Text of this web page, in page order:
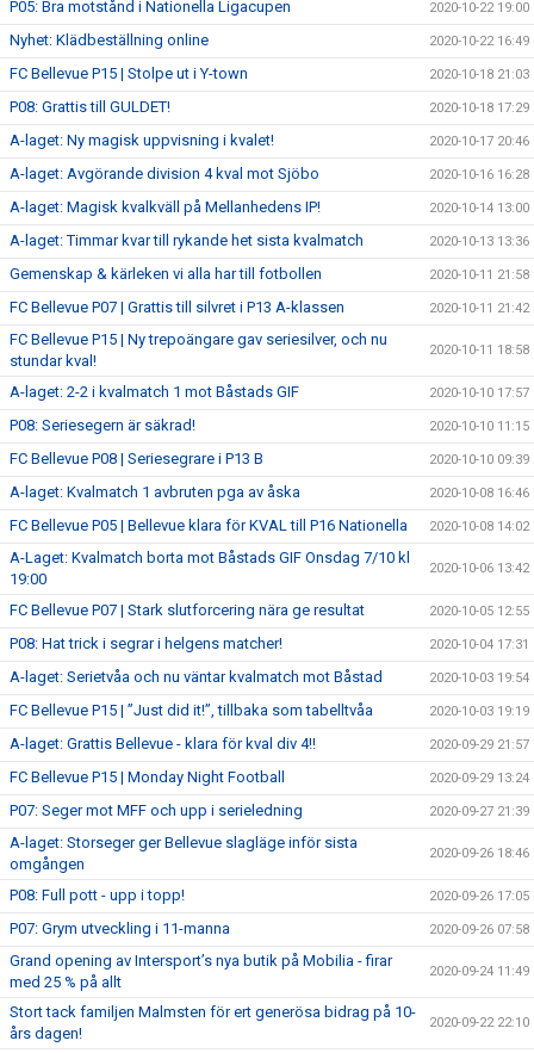
P05: Bra motstånd i Nationella Ligacupen 2020-10-22 19:00
Nyhet: Klädbeställning online 2020-10-22 16:49
FC Bellevue P15 | Stolpe ut i Y-town 2020-10-18 21:03
P08: Grattis till GULDET! 2020-10-18 17:29
A-laget: Ny magisk uppvisning i kvalet! 2020-10-17 20:46
A-laget: Avgörande division 4 kval mot Sjöbo 2020-10-16 16:28
A-laget: Magisk kvalkväll på Mellanhedens IP! 2020-10-14 13:00
A-laget: Timmar kvar till rykande het sista kvalmatch 2020-10-13 13:36
Gemenskap & kärleken vi alla har till fotbollen 2020-10-11 21:58
FC Bellevue P07 | Grattis till silvret i P13 A-klassen 2020-10-11 21:42
FC Bellevue P15 | Ny trepoängare gav seriesilver, och nu
stundar kval!
2020-10-11 18:58
A-laget: 2-2 i kvalmatch 1 mot Båstads GIF 2020-10-10 17:57
P08: Seriesegern är säkrad! 2020-10-10 11:15
FC Bellevue P08 | Seriesegrare i P13 B 2020-10-10 09:39
A-laget: Kvalmatch 1 avbruten pga av åska 2020-10-08 16:46
FC Bellevue P05 | Bellevue klara för KVAL till P16 Nationella 2020-10-08 14:02
A-Laget: Kvalmatch borta mot Båstads GIF Onsdag 7/10 kl
19:00
2020-10-06 13:42
FC Bellevue P07 | Stark slutforcering nära ge resultat 2020-10-05 12:55
P08: Hat trick i segrar i helgens matcher! 2020-10-04 17:31
A-laget: Serietvåa och nu väntar kvalmatch mot Båstad 2020-10-03 19:54
FC Bellevue P15 | ”Just did it!”, tillbaka som tabelltvåa 2020-10-03 19:19
A-laget: Grattis Bellevue - klara för kval div 4!! 2020-09-29 21:57
FC Bellevue P15 | Monday Night Football 2020-09-29 13:24
P07: Seger mot MFF och upp i serieledning 2020-09-27 21:39
A-laget: Storseger ger Bellevue slagläge inför sista
omgången
2020-09-26 18:46
P08: Full pott - upp i topp! 2020-09-26 17:05
P07: Grym utveckling i 11-manna 2020-09-26 07:58
Grand opening av Intersport’s nya butik på Mobilia - firar
med 25 % på allt
2020-09-24 11:49
Stort tack familjen Malmsten för ert generösa bidrag på 10-
års dagen!
2020-09-22 22:10